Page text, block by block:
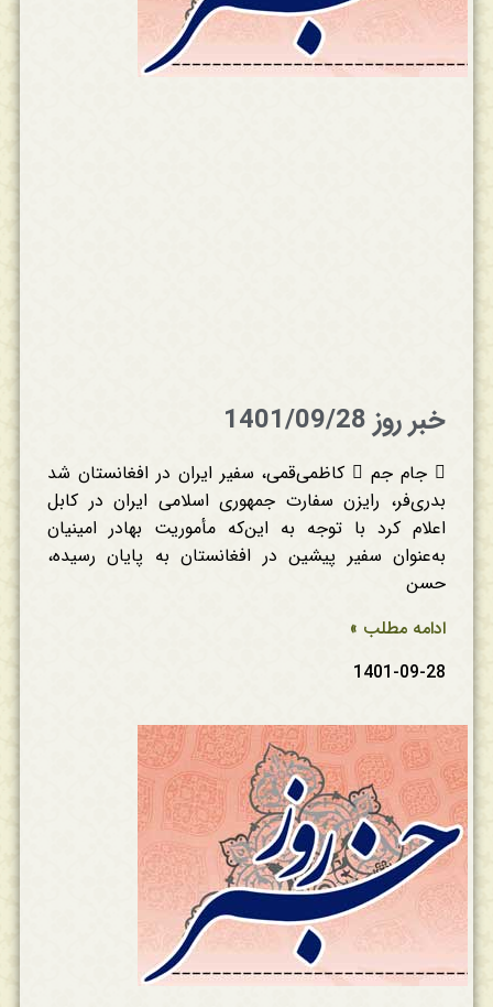
خبر روز 1401/09/28
 جام جم  کاظمی‌قمی، سفیر ایران در افغانستان شد
بدری‌فر، رایزن سفارت جمهوری اسلامی ایران در کابل
اعلام کرد با توجه به این‌که مأموریت بهادر امینیان
به‌عنوان سفیر پیشین در افغانستان به پایان رسیده،
حسن
ادامه مطلب »
1401-09-28